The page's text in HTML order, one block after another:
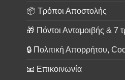
📦 Τρόποι Αποστολής
🎁 Πόντοι Ανταμοιβής & 7
🔒 Πολιτική Απορρήτου,
📧 Επικοινωνία